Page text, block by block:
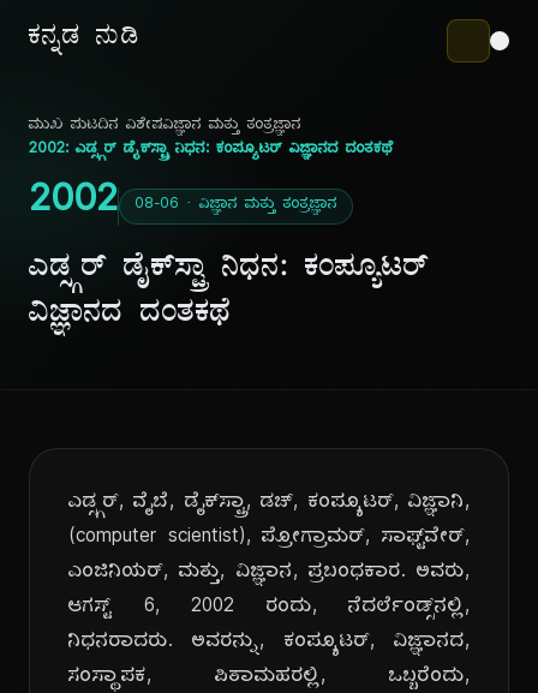
ಕನ್ನಡ ನುಡಿ
ಮುಖ ಪುಟದಿನ ವಿಶೇಷವಿಜ್ಞಾನ ಮತ್ತು ತಂತ್ರಜ್ಞಾನ
2002: ಎಡ್ಸ್ಗರ್ ಡೈಕ್‌ಸ್ಟ್ರಾ ನಿಧನ: ಕಂಪ್ಯೂಟರ್ ವಿಜ್ಞಾನದ ದಂತಕಥೆ
2002 08-06 · ವಿಜ್ಞಾನ ಮತ್ತು ತಂತ್ರಜ್ಞಾನ
ಎಡ್ಸ್ಗರ್ ಡೈಕ್‌ಸ್ಟ್ರಾ ನಿಧನ: ಕಂಪ್ಯೂಟರ್
ವಿಜ್ಞಾನದ ದಂತಕಥೆ
ಎಡ್ಸ್ಗರ್, ವೈಬೆ, ಡೈಕ್‌ಸ್ಟ್ರಾ, ಡಚ್, ಕಂಪ್ಯೂಟರ್, ವಿಜ್ಞಾನಿ,
(computer scientist), ಪ್ರೋಗ್ರಾಮರ್, ಸಾಫ್ಟ್‌ವೇರ್,
ಎಂಜಿನಿಯರ್, ಮತ್ತು, ವಿಜ್ಞಾನ, ಪ್ರಬಂಧಕಾರ. ಅವರು,
ಆಗಸ್ಟ್ 6, 2002 ರಂದು, ನೆದರ್ಲೆಂಡ್ಸ್‌ನಲ್ಲಿ,
ನಿಧನರಾದರು. ಅವರನ್ನು, ಕಂಪ್ಯೂಟರ್, ವಿಜ್ಞಾನದ,
ಸಂಸ್ಥಾಪಕ, ಪಿತಾಮಹರಲ್ಲಿ, ಒಬ್ಬರೆಂದು,